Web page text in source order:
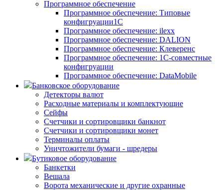
Программное обеспечение
Программное обеспечение: Типовые
конфигруации1С
Программное обеспечение: ilexx
Программное обеспечение: DALION
Программное обеспечение: Клеверенс
Программное обеспечение: 1С-совместные
конфигруации
Программное обеспечение: DataMobile
Банковское оборудование
Детекторы валют
Расходные материалы и комплектующие
Сейфы
Счетчики и сортировщики банкнот
Счетчики и сортировщики монет
Терминалы оплаты
Уничтожители бумаги - шредеры
Бутиковое оборудование
Банкетки
Вешала
Ворота механические и другие охранные